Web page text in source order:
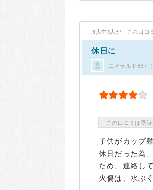
3人中3人 が、この口コ
休日に
エメラルド637
この口コミは受
子供がカップ
休日だった為
ため、連絡し
火傷は、水ぶ